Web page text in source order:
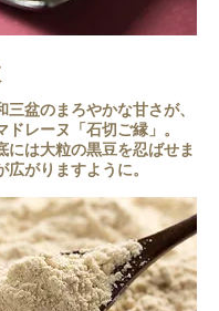
盆のまろやかな甘さが、
レーヌ「石切ご縁」。
には大粒の黒豆を忍ばせま
広がりますように。